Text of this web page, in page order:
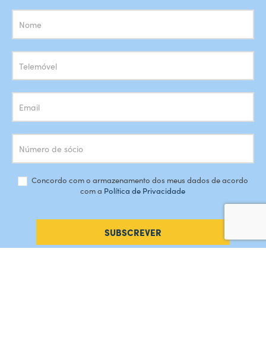
Subscrição
Newsletter
Concordo com o armazenamento dos meus dados de acordo
com a Política de Privacidade
SUBSCREVER